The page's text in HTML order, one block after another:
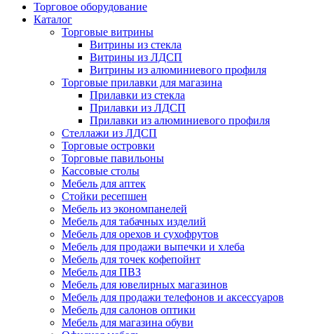
Торговое оборудование
Каталог
Торговые витрины
Витрины из cтекла
Витрины из ЛДСП
Витрины из алюминиевого профиля
Торговые прилавки для магазина
Прилавки из стекла
Прилавки из ЛДСП
Прилавки из алюминиевого профиля
Стеллажи из ЛДСП
Торговые островки
Торговые павильоны
Кассовые столы
Мебель для аптек
Стойки ресепшен
Мебель из экономпанелей
Мебель для табачных изделий
Мебель для орехов и сухофрутов
Мебель для продажи выпечки и хлеба
Мебель для точек кофепойнт
Мебель для ПВЗ
Мебель для ювелирных магазинов
Мебель для продажи телефонов и аксессуаров
Мебель для салонов оптики
Мебель для магазина обуви